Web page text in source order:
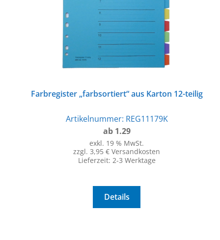
Farbregister „farbsortiert“ aus Karton 12-teilig
Artikelnummer: REG11179K
ab 1.29
exkl. 19 % MwSt.
zzgl. 3,95 € Versandkosten
Lieferzeit: 2-3 Werktage
Details